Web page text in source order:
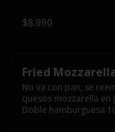
$8.990
Fried
No va con pan, se
quesos mozzarella en
Doble hamburguesa